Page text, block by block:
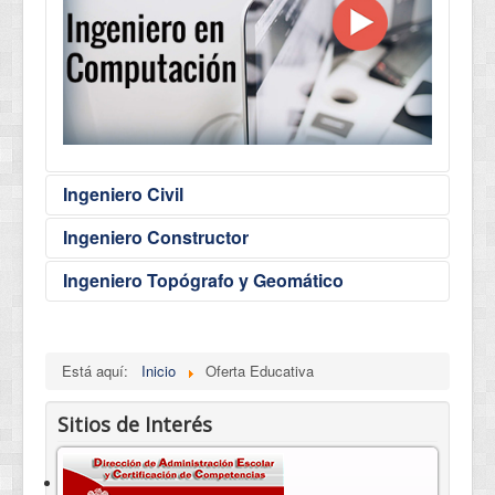
Ingeniero Civil
Ingeniero Constructor
Ingeniero Topógrafo y Geomático
Está aquí: Inicio Oferta Educativa
Sitios de Interés